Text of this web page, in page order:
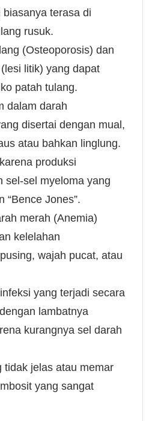
terasa di
rusuk.
(Osteoporosis) dan
litik) yang dapat
patah tulang.
dalam darah
disertai dengan mual,
atau bahkan linglung.
produksi
sel-sel myeloma yang
“Bence Jones”.
merah (Anemia)
kelelahan
wajah pucat, atau
yang terjadi secara
lambatnya
kurangnya sel darah
tidak jelas atau memar
yang sangat